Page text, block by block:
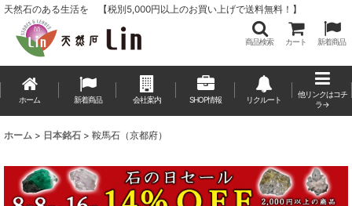
天然石のある生活を 【税別5,000円以上のお買い上げで送料無料！】
商品検索 カート 新着商品
ホーム 新着商品 会社案内 SHOP情報 リクルート
他リンクはコチ
ラ→
ホーム > 日本銘石 > 鞍馬石（京都府）